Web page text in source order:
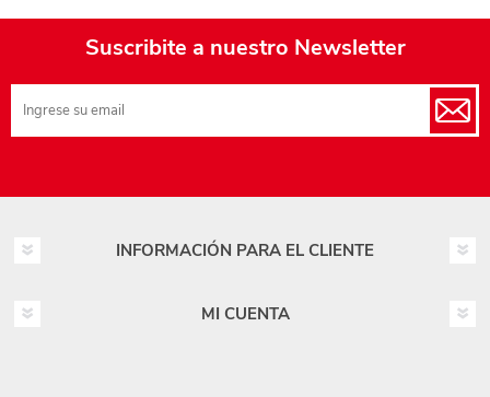
Suscribite a nuestro Newsletter
INFORMACIÓN PARA EL CLIENTE
MI CUENTA